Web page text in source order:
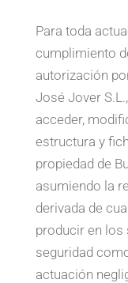
Para toda
cumplimiento
autorización
José Jover
acceder,
estructura y
propiedad de
asumiendo la
derivada de
producir en los
seguridad
actuación